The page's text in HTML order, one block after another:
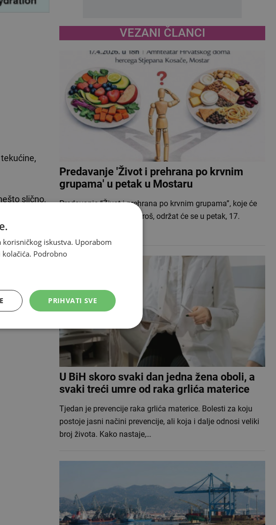
slično,
VEZANI ČLANCI
Predavanje 'Život i prehrana po krvnim
grupama' u petak u Mostaru
Predavanje “Život i prehrana po krvnim grupama”, koje će
voditi Denis Urošević-Beroš, održat će se u petak, 17.
U BiH skoro svaki dan jedna žena oboli, a
svaki treći umre od raka grlića materice
Tjedan je prevencije raka grlića materice. Bolesti za koju
postoje jasni načini prevencije, ali koja i dalje odnosi veliki
broj života. Kako nastaje,…
iskustva. Uporabom
Podrobno
PRIHVATI SVE